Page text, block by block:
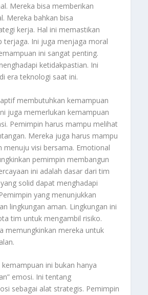
Mereka bisa memberikan
Mereka bahkan bisa
kerja. Hal ini memastikan
terjaga. Ini juga menjaga moral
ini sangat penting.
ketidakpastian. Ini
era teknologi saat ini.
membutuhkan kemampuan
juga memerlukan kemampuan
Pemimpin harus mampu melihat
Mereka juga harus mampu
menuju visi bersama. Emotional
pemimpin membangun
ini adalah dasar dari tim
solid dapat menghadapi
yang menunjukkan
lingkungan aman. Lingkungan ini
tim untuk mengambil risiko.
memungkinkan mereka untuk
ini bukan hanya
emosi. Ini tentang
sebagai alat strategis. Pemimpin